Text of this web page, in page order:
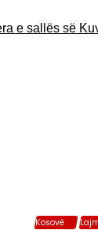
e sallës së
Kosovë